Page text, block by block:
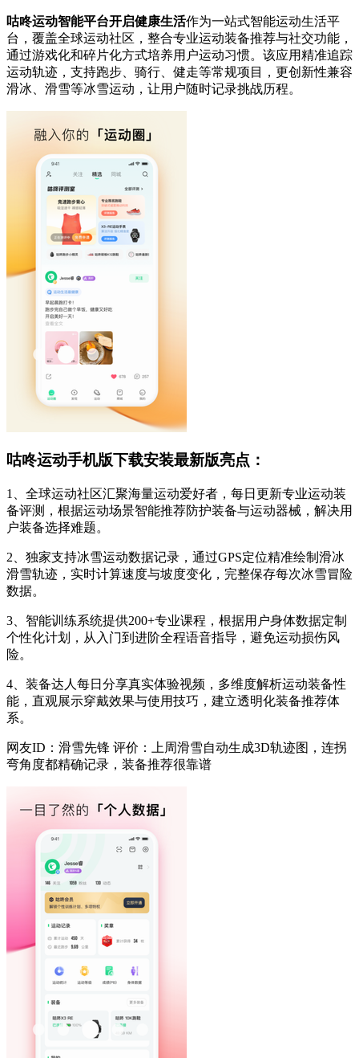
咕咚运动智能平台开启健康生活作为一站式智能运动生活平
台，覆盖全球运动社区，整合专业运动装备推荐与社交功能，
通过游戏化和碎片化方式培养用户运动习惯。该应用精准追踪
运动轨迹，支持跑步、骑行、健走等常规项目，更创新性兼容
滑冰、滑雪等冰雪运动，让用户随时记录挑战历程。
咕咚运动手机版下载安装最新版亮点：
1、全球运动社区汇聚海量运动爱好者，每日更新专业运动装
备评测，根据运动场景智能推荐防护装备与运动器械，解决用
户装备选择难题。
2、独家支持冰雪运动数据记录，通过GPS定位精准绘制滑冰
滑雪轨迹，实时计算速度与坡度变化，完整保存每次冰雪冒险
数据。
3、智能训练系统提供200+专业课程，根据用户身体数据定制
个性化计划，从入门到进阶全程语音指导，避免运动损伤风
险。
4、装备达人每日分享真实体验视频，多维度解析运动装备性
能，直观展示穿戴效果与使用技巧，建立透明化装备推荐体
系。
网友ID：滑雪先锋 评价：上周滑雪自动生成3D轨迹图，连拐
弯角度都精确记录，装备推荐很靠谱